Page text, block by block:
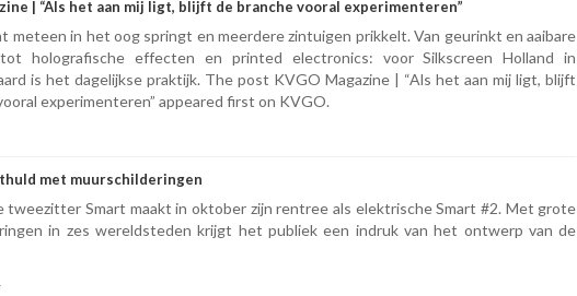
| “Als het aan mij ligt, blijft de branche vooral experimenteren”
meteen in het oog springt en meerdere zintuigen prikkelt. Van geurinkt en aaibare
holografische effecten en printed electronics: voor Silkscreen Holland in
is het dagelijkse praktijk. The post KVGO Magazine | “Als het aan mij ligt, blijft
experimenteren” appeared first on KVGO.
met muurschilderingen
tweezitter Smart maakt in oktober zijn rentree als elektrische Smart #2. Met grote
in zes wereldsteden krijgt het publiek een indruk van het ontwerp van de